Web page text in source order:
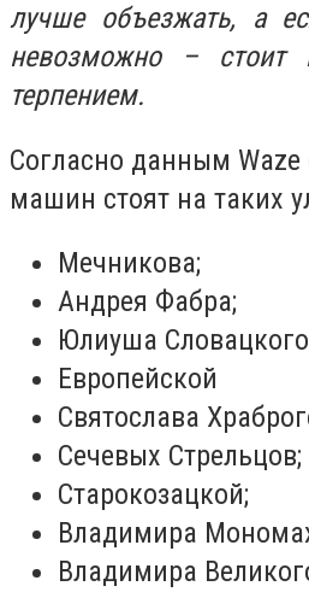
лучше объезжать, а
невозможно – стоит
терпением.
Согласно данным
машин стоят на таких
Мечникова;
Андрея Фабра;
Юлиуша
Европейской
Святослава
Сечевых Стрельцов;
Старокозацкой;
Владимира
Владимира